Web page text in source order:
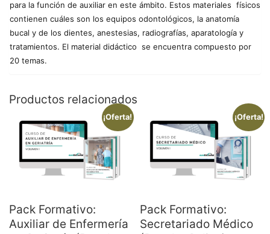
para la función de auxiliar en este ámbito. Estos materiales físicos
contienen cuáles son los equipos odontológicos, la anatomía
bucal y de los dientes, anestesias, radiografías, aparatología y
tratamientos. El material didáctico se encuentra compuesto por
20 temas.
Productos relacionados
¡Oferta!
Pack Formativo:
Auxiliar de Enfermería
¡Oferta!
Pack Formativo:
Secretariado Médico